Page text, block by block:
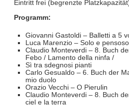
Eintritt frei (begrenzte
Programm:
Giovanni Gastoldi – Balletti a 5
Luca Marenzio – Solo e pensoso
Claudio Monteverdi – 8. Buch
Febo / Lamento della ninfa /
Sì tra sdegnosi pianti
Carlo Gesualdo – 6. Buch der
mio duolo
Orazio Vecchi – O Pierulin
Claudio Monteverdi – 8. Buch
ciel e la terra